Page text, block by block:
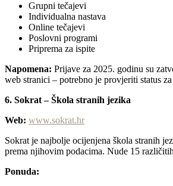
Grupni tečajevi
Individualna nastava
Online tečajevi
Poslovni programi
Priprema za ispite
Napomena: Prijave za 2025. godinu su
web stranici – potrebno je provjeriti status
6. Sokrat – Škola stranih jezika
Web: www.sokrat.hr
Sokrat je najbolje ocijenjena škola stranih
prema njihovim podacima. Nude 15
Ponuda: